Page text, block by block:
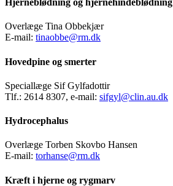
Hjerneblødning og hjernehindeblødning
Overlæge Tina Obbekjær
E-mail: tinaobbe@rm.dk
Hovedpine og smerter
Speciallæge Sif Gylfadottir
Tlf.: 2614 8307, e-mail: sifgyl@clin.au.dk
Hydrocephalus
Overlæge Torben Skovbo Hansen
E-mail: torhanse@rm.dk
Kræft i hjerne og rygmarv